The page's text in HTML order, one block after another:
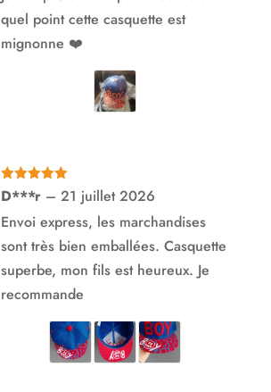
quel point cette casquette est
mignonne ❤️
Note5sur
5
D***r – 21 juillet 2026
Envoi express, les marchandises
sont très bien emballées. Casquette
superbe, mon fils est heureux. Je
recommande